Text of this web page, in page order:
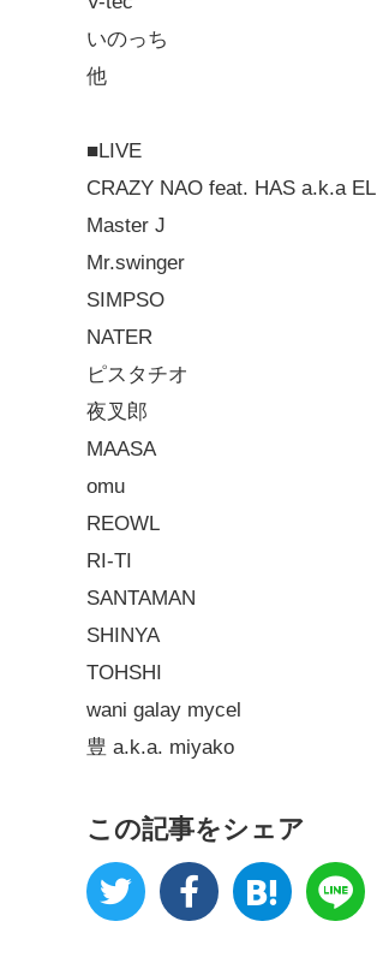
いのっち
他
■LIVE
CRAZY NAO feat. HAS a.k.a EL
Master J
Mr.swinger
SIMPSO
NATER
ピスタチオ
夜叉郎
MAASA
omu
REOWL
RI-TI
SANTAMAN
SHINYA
TOHSHI
wani galay mycel
豊 a.k.a. miyako
この記事をシェア